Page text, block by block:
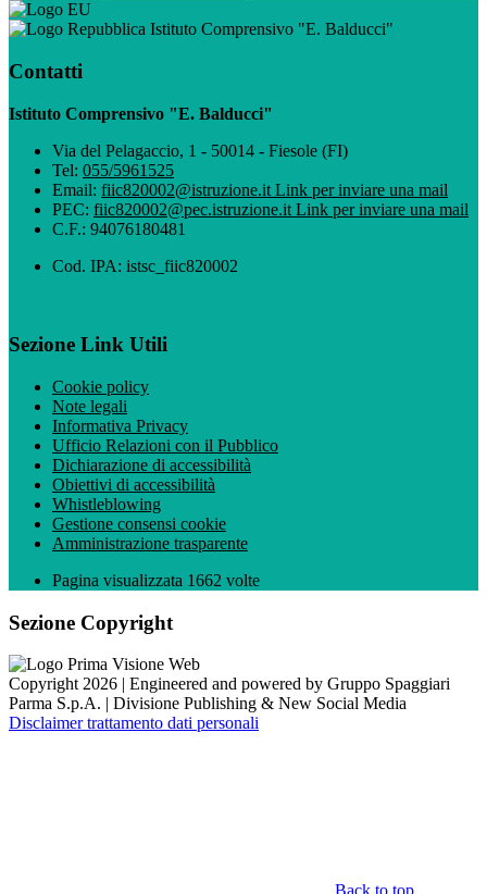
Istituto Comprensivo "E. Balducci"
Contatti
Istituto Comprensivo "E. Balducci"
Via del Pelagaccio, 1 - 50014 - Fiesole (FI)
Tel: 055/5961525
Email: fiic820002@istruzione.it Link per inviare una mail
PEC: fiic820002@pec.istruzione.it Link per inviare una mail
C.F.: 94076180481
Cod. IPA: istsc_fiic820002
Sezione Link Utili
Cookie policy
Note legali
Informativa Privacy
Ufficio Relazioni con il Pubblico
Dichiarazione di accessibilità
Obiettivi di accessibilità
Whistleblowing
Gestione consensi cookie
Amministrazione trasparente
Pagina visualizzata 1662 volte
Sezione Copyright
Copyright 2026 | Engineered and powered by Gruppo Spaggiari
Parma S.p.A. | Divisione Publishing & New Social Media
Disclaimer trattamento dati personali